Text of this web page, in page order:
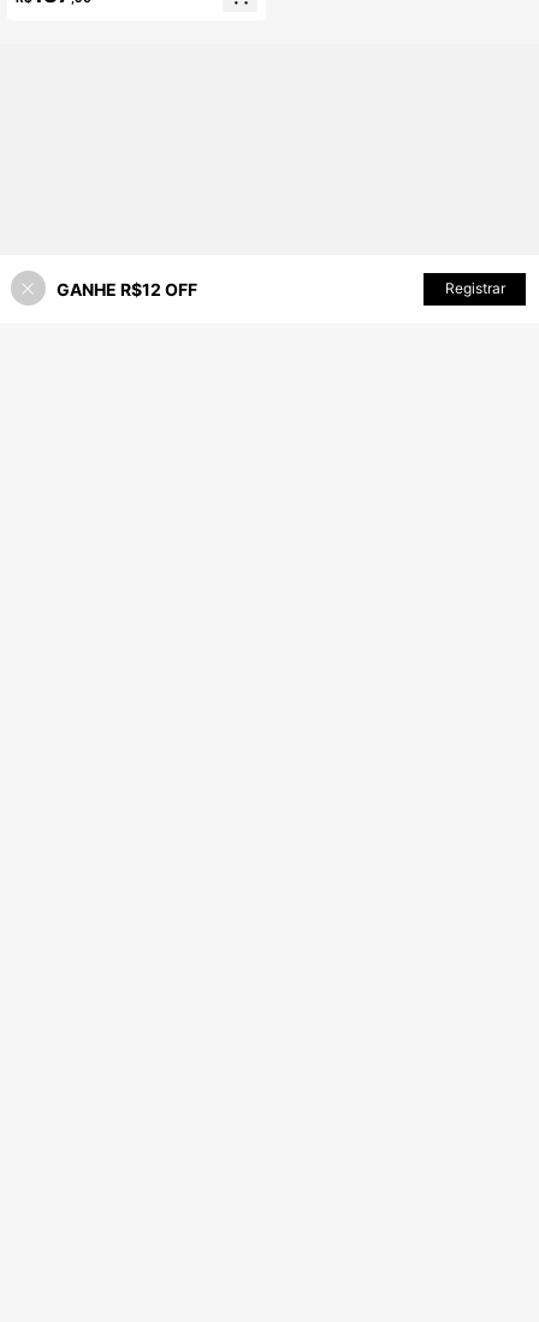
ADICIONAR AO CARRINHO
GANHE R$12 OFF Registrar